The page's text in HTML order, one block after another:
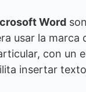
Word
usar la
con un
insertar